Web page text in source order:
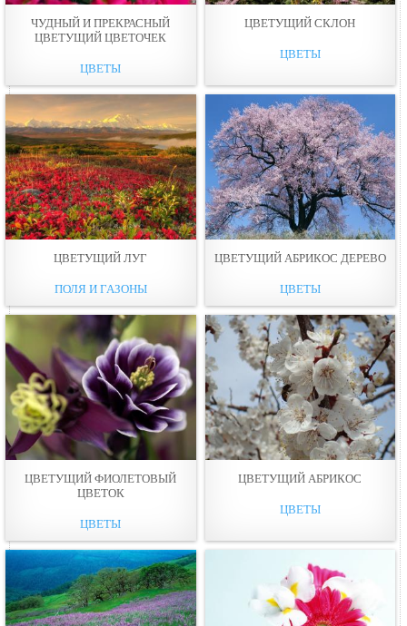
ЧУДНЫЙ И ПРЕКРАСНЫЙ
ЦВЕТУЩИЙ ЦВЕТОЧЕК
ЦВЕТЫ
ЦВЕТУЩИЙ СКЛОН
ЦВЕТЫ
ЦВЕТУЩИЙ ЛУГ
ПОЛЯ И ГАЗОНЫ
ЦВЕТУЩИЙ АБРИКОС ДЕРЕВО
ЦВЕТЫ
ЦВЕТУЩИЙ ФИОЛЕТОВЫЙ
ЦВЕТОК
ЦВЕТЫ
ЦВЕТУЩИЙ АБРИКОС
ЦВЕТЫ